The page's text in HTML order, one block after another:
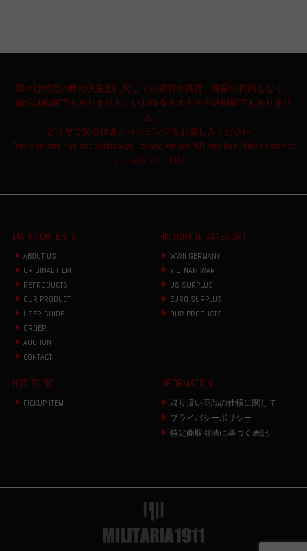
我々は特定の政治的思想に対しての翼賛や賞賛、啓蒙の目的もなく、
政治活動家でもありません。いわゆるネオナチの活動家でもありませ
ん。
どうぞご安心頂きショッピングをお楽しみください。
This web site has not political policy and we are NOT Neo Nazi. Please do not
misunderstand that.
MAIN CONTENTS
ABOUT US
ORIGINAL ITEM
REPRODUCTS
OUR PRODUCT
USER GUIDE
ORDER
AUCTION
CONTACT
HISTORY & CATEGORY
WWII GERMANY
VIETNAM WAR
US SURPLUS
EURO SURPLUS
OUR PRODUCTS
HOT TOPIC
PICKUP ITEM
INFORMATION
取り扱い商品の仕様に関して
プライバシーポリシー
特定商取引法に基づく表記